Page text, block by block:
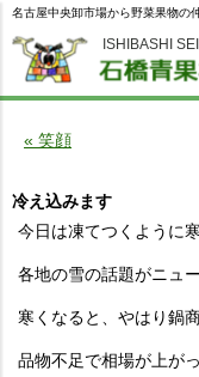
ISHIBASHI
名古屋中央卸市場から野菜果物の
« 笑顔
冷え込みます
今日は凍てつくように
各地の雪の話題がニュ
寒くなると、やはり鍋
品物不足で相場が上が